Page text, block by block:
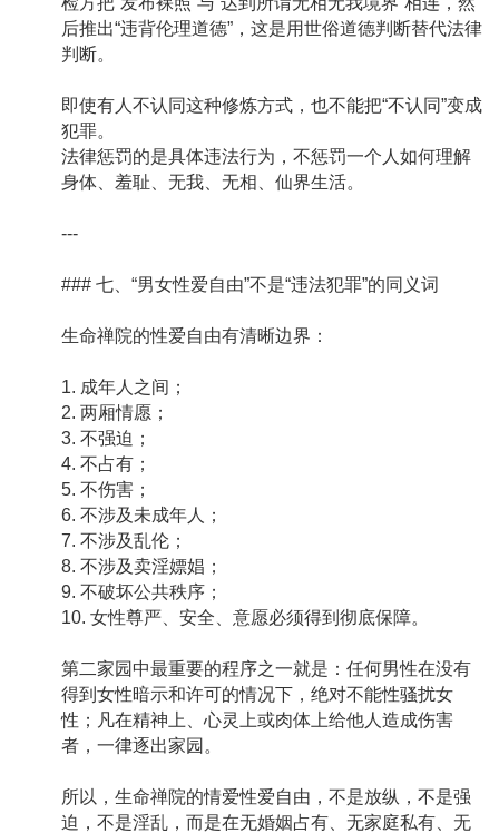
后推出“违背伦理道德”，这是用世俗道德判断替代法律
判断。
即使有人不认同这种修炼方式，也不能把“不认同”变成
犯罪。
法律惩罚的是具体违法行为，不惩罚一个人如何理解
身体、羞耻、无我、无相、仙界生活。
---
### 七、“男女性爱自由”不是“违法犯罪”的同义词
生命禅院的性爱自由有清晰边界：
1. 成年人之间；
2. 两厢情愿；
3. 不强迫；
4. 不占有；
5. 不伤害；
6. 不涉及未成年人；
7. 不涉及乱伦；
8. 不涉及卖淫嫖娼；
9. 不破坏公共秩序；
10. 女性尊严、安全、意愿必须得到彻底保障。
第二家园中最重要的程序之一就是：任何男性在没有
得到女性暗示和许可的情况下，绝对不能性骚扰女
性；凡在精神上、心灵上或肉体上给他人造成伤害
者，一律逐出家园。
所以，生命禅院的情爱性爱自由，不是放纵，不是强
迫，不是淫乱，而是在无婚姻占有、无家庭私有、无